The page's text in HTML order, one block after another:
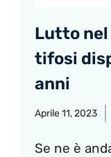
Lutto nel
tifosi
anni
Aprile 11, 2023
Se ne è